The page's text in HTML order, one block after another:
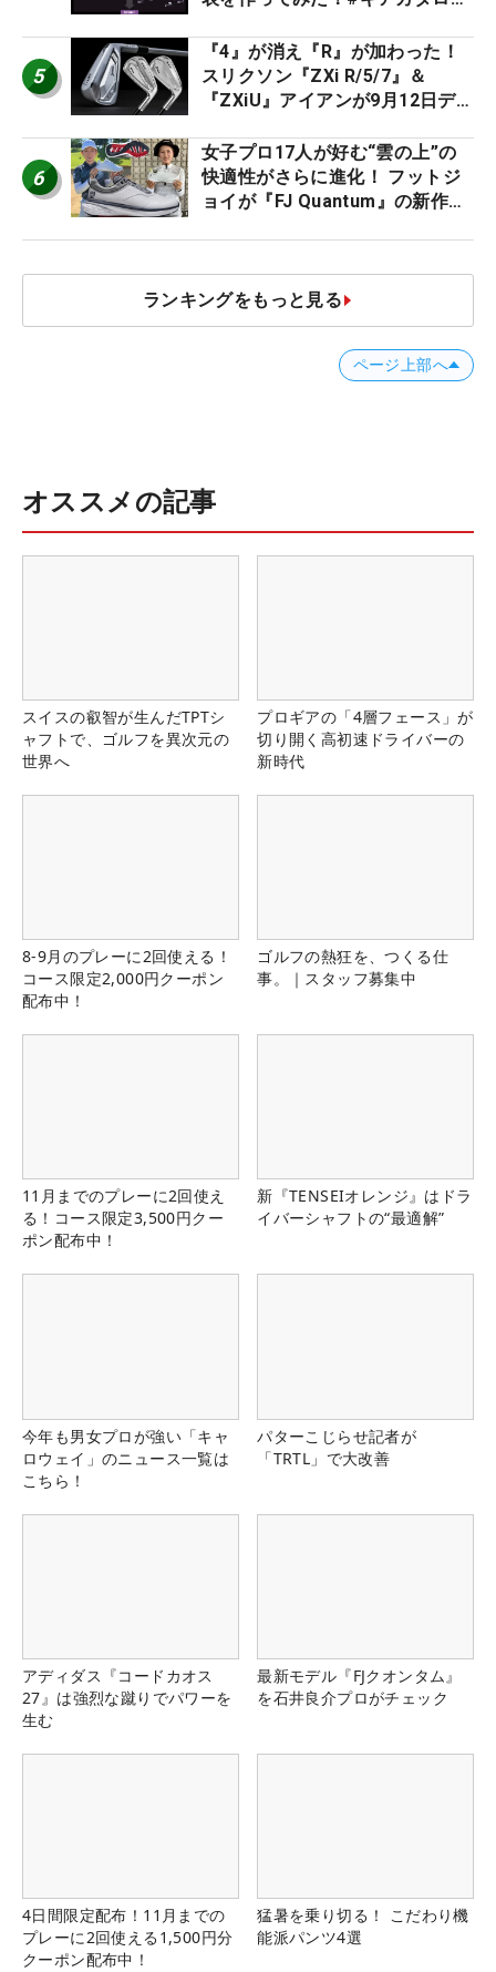
5
『4』が消え『R』が加わった！
スリクソン『ZXi R/5/7』＆
『ZXiU』アイアンが9月12日デ
6
女子プロ17人が好む“雲の上”の
快適性がさらに進化！ フットジ
ョイが『FJ Quantum』の新作を
ランキングをもっと見る
ページ上部へ
オススメの記事
スイスの叡智が生んだTPTシ
ャフトで、ゴルフを異次元の
世界へ
プロギアの「4層フェース」が
切り開く高初速ドライバーの
新時代
8-9月のプレーに2回使える！
コース限定2,000円クーポン
配布中！
ゴルフの熱狂を、つくる仕
事。｜スタッフ募集中
11月までのプレーに2回使え
る！コース限定3,500円クー
ポン配布中！
新『TENSEIオレンジ』はドラ
イバーシャフトの“最適解”
今年も男女プロが強い「キャ
ロウェイ」のニュース一覧は
こちら！
パターこじらせ記者が
「TRTL」で大改善
アディダス『コードカオス
27』は強烈な蹴りでパワーを
生む
最新モデル『FJクオンタム』
を石井良介プロがチェック
4日間限定配布！11月までの
プレーに2回使える1,500円分
クーポン配布中！
猛暑を乗り切る！ こだわり機
能派パンツ4選